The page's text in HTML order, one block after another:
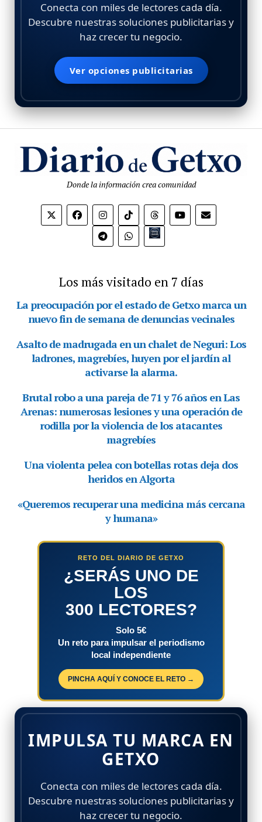
Conecta con miles de lectores cada día.
Descubre nuestras soluciones publicitarias y
haz crecer tu negocio.
Ver opciones publicitarias
Donde la información crea comunidad
Bio.link
Los más visitado en 7 días
RETO DEL DIARIO DE GETXO
¿SERÁS UNO DE
LOS
300 LECTORES?
Solo 5€
Un reto para impulsar el periodismo
local independiente
PINCHA AQUÍ Y CONOCE EL RETO →
IMPULSA TU MARCA EN
GETXO
Conecta con miles de lectores cada día.
Descubre nuestras soluciones publicitarias y
haz crecer tu negocio.